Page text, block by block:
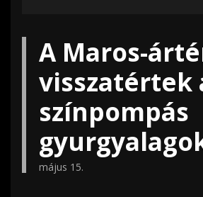
A Maros-
visszatértek
színpompás
május 15.